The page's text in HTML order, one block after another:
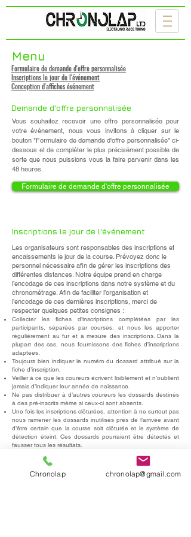
Menu
Formulaire de demande d'offre personnalisée
Inscriptions le jour de l'événement
Conception d'affiches événement
Demande d'offre personnalisée
Vous souhaitez recevoir une offre personnalisée pour
votre événement, nous vous invitons à cliquer sur le
bouton "Formulaire de demande d'offre personnalisée" ci-
dessous et de compléter le plus précisément possible de
sorte que nous puissions vous la faire parvenir dans les
48 heures.
Formulaire de demande d'offre personnalisée
Inscriptions le jour de l'événement
Les organisateurs sont responsables des inscriptions et
encaissements le jour de la course. Prévoyez donc le
personnel nécessaire afin de gérer les inscriptions des
différentes distances. Notre équipe prend en charge
l’encodage de ces inscriptions dans notre système et du
chronométrage. Afin de faciliter l’organisation et
l’encodage de ces dernières inscriptions, merci de
respecter quelques petites consignes :
Collecter les fiches d’inscriptions complétées par les
participants, séparées par courses, et nous les apporter
régulièrement au fur et à mesure des inscriptions. Dans la
plupart des cas, nous fournissons des fiches d’inscriptions
adaptées.
Toujours bien indiquer le numéro du dossard attribué sur la
fiche d’inscription.
Veiller à ce que les coureurs écrivent lisiblement et n’oublient
jamais d’indiquer leur année de naissance.
Ne pas distribuer à d’autres coureurs les dossards destinés
à des pré-inscrits même si ceux-ci sont absents.
Une fois les inscriptions clôturées, attention à ne surtout pas
nous ramener les dossards inutilisés près de l’arrivée avant
d’être certain que la course soit clôturée et le système de
détection éteint. Ces dossards pourraient être détectés et
fausser tous les résultats.
Conception d'affiches événement
Chronolap chronolap@gmail.com